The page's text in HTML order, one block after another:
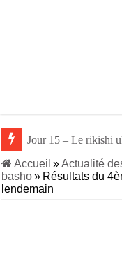
Jour 15 – Le rikishi
Jour 14 – Aonishiki
Accueil »Actualité
basho» Résultats du
lendemain